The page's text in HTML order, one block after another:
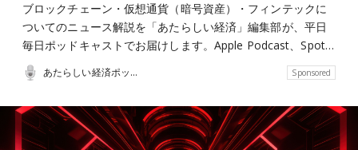
ブロックチェーン・仮想通貨（暗号資産）・フィンテックに
ついてのニュース解説を「あたらしい経済」編集部が、平日
毎日ポッドキャストでお届けします。Apple Podcast、Spot…
あたらしい経済ポッドキャスト Sponsored